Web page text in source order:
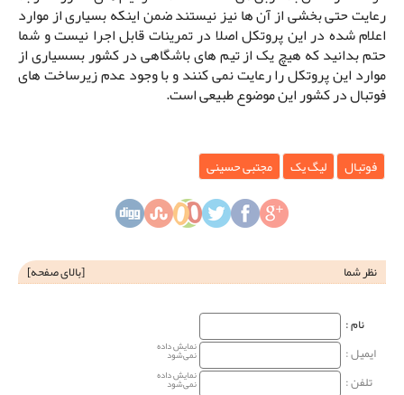
رعایت حتی بخشی از آن ها نیز نیستند ضمن اینکه بسیاری از موارد
اعلام شده در این پروتکل اصلا در تمرینات قابل اجرا نیست و شما
حتم بدانید که هیچ یک از تیم های باشگاهی در کشور بسسیاری از
موارد این پروتکل را رعایت نمی کنند و با وجود عدم زیرساخت های
فوتبال در کشور این موضوع طبیعی است.
فوتبال لیگ یک مجتبی حسینی
نظر شما [بالای صفحه]
نام‌ :
ایمیل :
نمایش داده
نمی‌شود
تلفن : نمایش داده
نمی‌شود